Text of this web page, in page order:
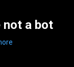
not a bot